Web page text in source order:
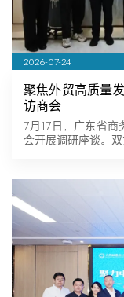
2026-07-24
聚焦外贸高质量
访商会
7月17日，广东省商
会开展调研座谈。